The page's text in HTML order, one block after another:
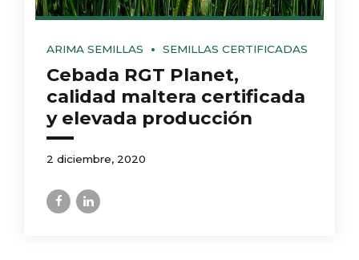
ARIMA SEMILLAS SEMILLAS CERTIFICADAS
Cebada RGT Planet,
calidad maltera certificada
y elevada producción
2 diciembre, 2020